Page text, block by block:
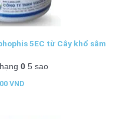
5EC từ Cây khổ sâm
05 sao
VND